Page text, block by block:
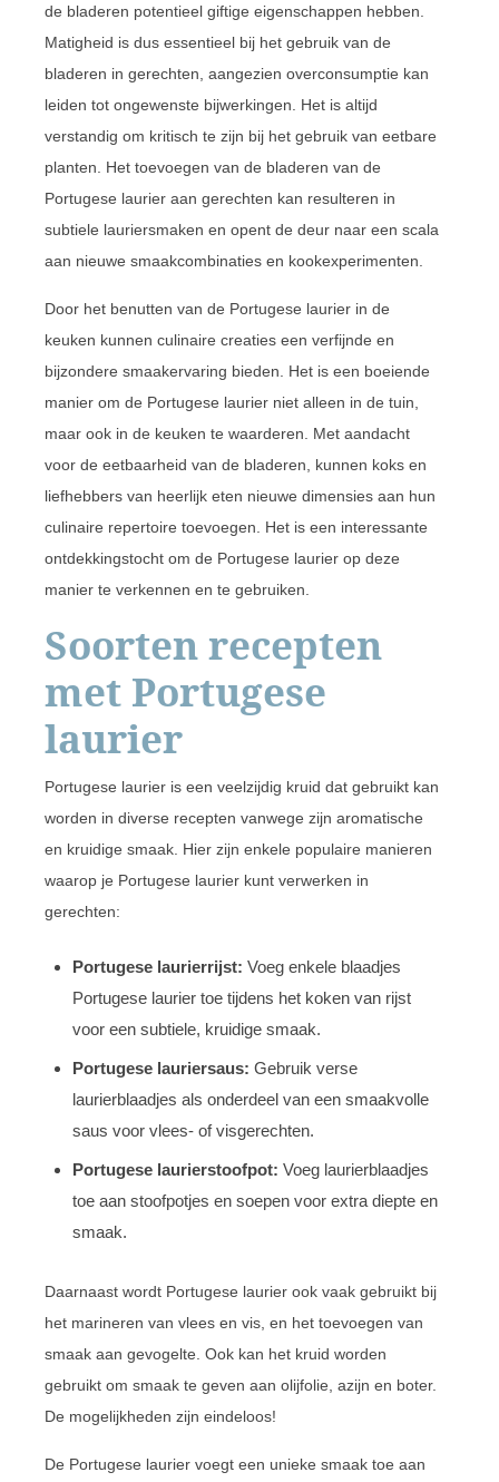
de bladeren potentieel giftige eigenschappen hebben.
Matigheid is dus essentieel bij het gebruik van de
bladeren in gerechten, aangezien overconsumptie kan
leiden tot ongewenste bijwerkingen. Het is altijd
verstandig om kritisch te zijn bij het gebruik van eetbare
planten. Het toevoegen van de bladeren van de
Portugese laurier aan gerechten kan resulteren in
subtiele lauriersmaken en opent de deur naar een scala
aan nieuwe smaakcombinaties en kookexperimenten.
Door het benutten van de Portugese laurier in de
keuken kunnen culinaire creaties een verfijnde en
bijzondere smaakervaring bieden. Het is een boeiende
manier om de Portugese laurier niet alleen in de tuin,
maar ook in de keuken te waarderen. Met aandacht
voor de eetbaarheid van de bladeren, kunnen koks en
liefhebbers van heerlijk eten nieuwe dimensies aan hun
culinaire repertoire toevoegen. Het is een interessante
ontdekkingstocht om de Portugese laurier op deze
manier te verkennen en te gebruiken.
Soorten recepten
met Portugese
laurier
Portugese laurier is een veelzijdig kruid dat gebruikt kan
worden in diverse recepten vanwege zijn aromatische
en kruidige smaak. Hier zijn enkele populaire manieren
waarop je Portugese laurier kunt verwerken in
gerechten:
Portugese laurierrijst: Voeg enkele blaadjes
Portugese laurier toe tijdens het koken van rijst
voor een subtiele, kruidige smaak.
Portugese lauriersaus: Gebruik verse
laurierblaadjes als onderdeel van een smaakvolle
saus voor vlees- of visgerechten.
Portugese laurierstoofpot: Voeg laurierblaadjes
toe aan stoofpotjes en soepen voor extra diepte en
smaak.
Daarnaast wordt Portugese laurier ook vaak gebruikt bij
het marineren van vlees en vis, en het toevoegen van
smaak aan gevogelte. Ook kan het kruid worden
gebruikt om smaak te geven aan olijfolie, azijn en boter.
De mogelijkheden zijn eindeloos!
De Portugese laurier voegt een unieke smaak toe aan